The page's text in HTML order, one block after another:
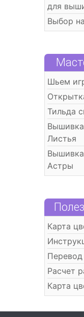
для
Выбор
Шьем
Тильда
Листья
Астры
Карта
Перевод
Расчет
Карта